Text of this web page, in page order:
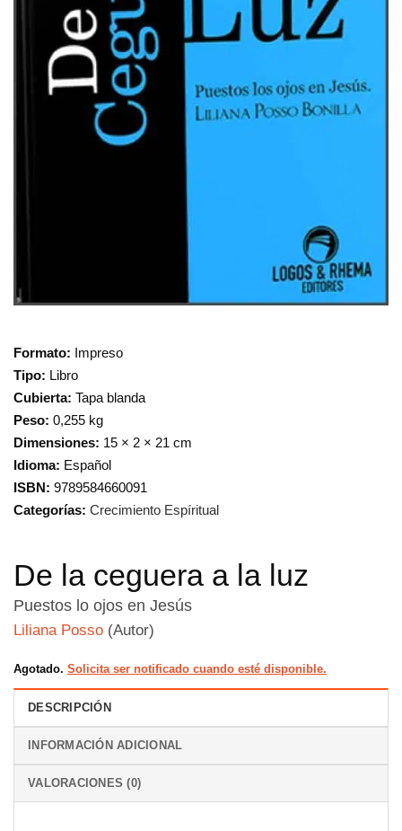
Formato: Impreso
Tipo: Libro
Cubierta: Tapa blanda
Peso: 0,255 kg
Dimensiones: 15 × 2 × 21 cm
Idioma: Español
ISBN: 9789584660091
Categorías: Crecimiento Espíritual
De la ceguera a la luz
Puestos lo ojos en Jesús
Liliana Posso (Autor)
Agotado. Solicita ser notificado cuando esté disponible.
DESCRIPCIÓN
INFORMACIÓN ADICIONAL
VALORACIONES (0)